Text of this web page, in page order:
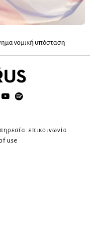
νομική υπόσταση
επικοινωνία
use